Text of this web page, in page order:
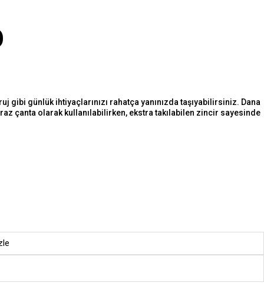
günlük ihtiyaçlarınızı rahatça yanınızda taşıyabilirsiniz. Dana
çanta olarak kullanılabilirken, ekstra takılabilen zincir sayesinde